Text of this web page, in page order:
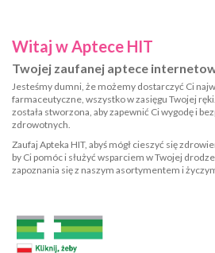
Witaj w Aptece HIT
Twojej zaufanej aptece
Jesteśmy dumni, że możemy dostarczyć Ci
farmaceutyczne, wszystko w zasięgu Twojej
została stworzona, aby zapewnić Ci wygodę i
zdrowotnych.
Zaufaj Apteka HIT, abyś mógł cieszyć się
by Ci pomóc i służyć wsparciem w Twojej
zapoznania się z naszym asortymentem i